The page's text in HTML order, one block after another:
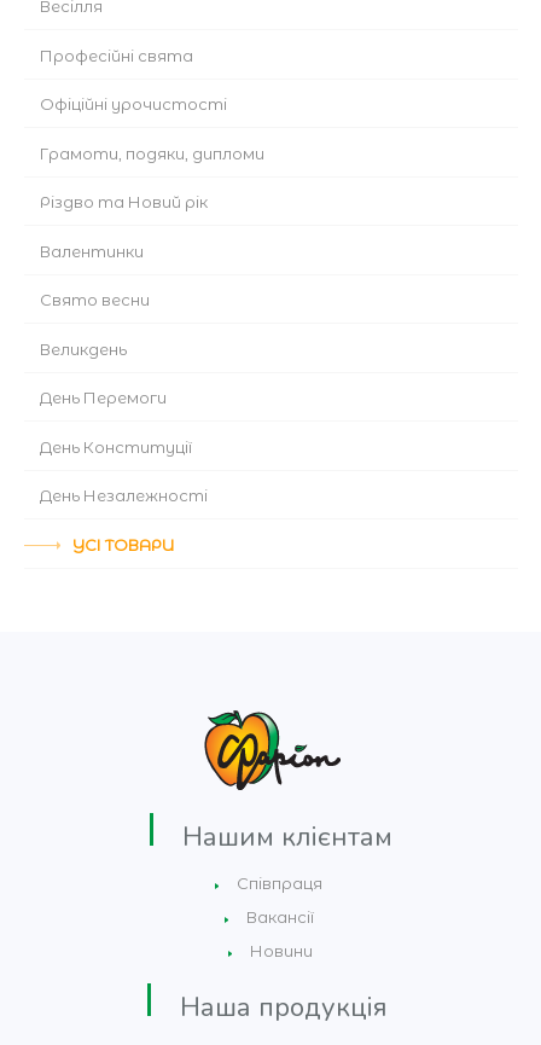
Весілля
Професійні свята
Офіційні урочистості
Грамоти, подяки, дипломи
Різдво та Новий рік
Валентинки
Cвято весни
Великдень
День Перемоги
День Конституції
День Незалежності
УСІ ТОВАРИ
Нашим клієнтам
Співпраця
Вакансії
Новини
Наша продукція